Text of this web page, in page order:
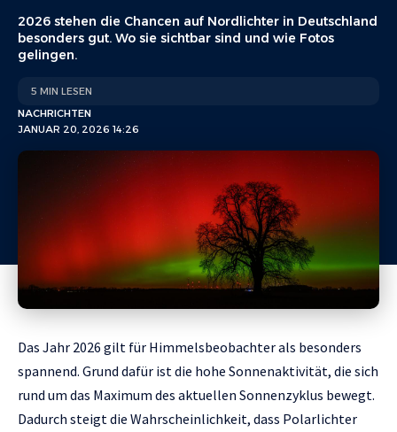
2026 stehen die Chancen auf Nordlichter in Deutschland
besonders gut. Wo sie sichtbar sind und wie Fotos
gelingen.
JANUAR 20, 2026 14:26
NACHRICHTEN
5 MIN LESEN
Das Jahr 2026 gilt für Himmelsbeobachter als besonders
spannend. Grund dafür ist die hohe Sonnenaktivität, die sich
rund um das Maximum des aktuellen Sonnenzyklus bewegt.
Dadurch steigt die Wahrscheinlichkeit, dass Polarlichter